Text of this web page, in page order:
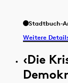
Stadtbuch-
Weitere
‹Die